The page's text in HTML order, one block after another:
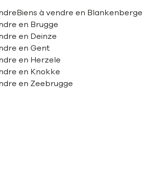
Chercher
Biens à vendre en Blankenberge
en Brugge
en Deinze
en Gent
en Herzele
en Knokke
en Zeebrugge